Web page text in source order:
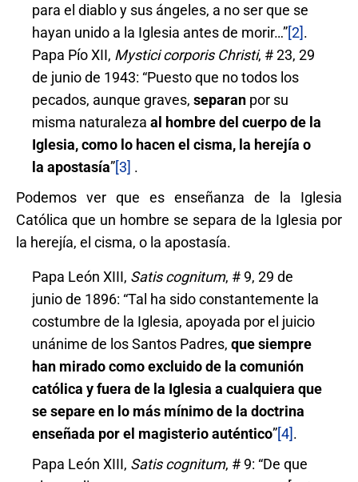
para el diablo y sus ángeles, a no ser que se
hayan unido a la Iglesia antes de morir…”[2].
Papa Pío XII, Mystici corporis Christi, # 23, 29
de junio de 1943: “Puesto que no todos los
pecados, aunque graves,separan por su
misma naturalezaal hombre del cuerpo de la
Iglesia, como lo hacen el cisma, la herejía o
la apostasía”[3] .
Podemos ver que es enseñanza de la Iglesia
Católica que un hombre se separa de la Iglesia por
la herejía, el cisma, o la apostasía.
Papa León XIII, Satis cognitum, # 9, 29 de
junio de 1896: “Tal ha sido constantemente la
costumbre de la Iglesia, apoyada por el juicio
unánime de los Santos Padres,que siempre
han mirado como excluido de la comunión
católica y fuera de la Iglesia a cualquiera que
se separe en lo más mínimo de la doctrina
enseñada por el magisterio auténtico”[4].
Papa León XIII, Satis cognitum, # 9: “De que